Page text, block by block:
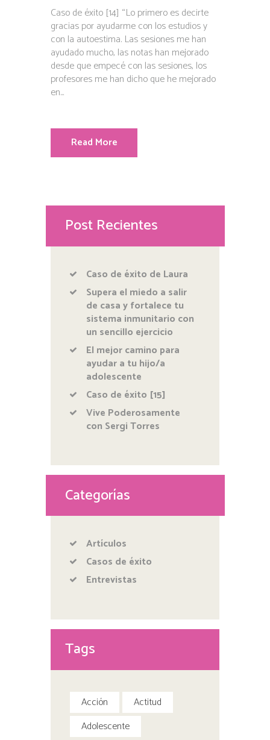
Caso de éxito [14] “Lo primero es decirte
gracias por ayudarme con los estudios y
con la autoestima. Las sesiones me han
ayudado mucho, las notas han mejorado
desde que empecé con las sesiones, los
profesores me han dicho que he mejorado
en...
Read More
Post Recientes
Caso de éxito de Laura
Supera el miedo a salir
de casa y fortalece tu
sistema inmunitario con
un sencillo ejercicio
El mejor camino para
ayudar a tu hijo/a
adolescente
Caso de éxito [15]
Vive Poderosamente
con Sergi Torres
Categorías
Artículos
Casos de éxito
Entrevistas
Tags
Acción
Actitud
Adolescente